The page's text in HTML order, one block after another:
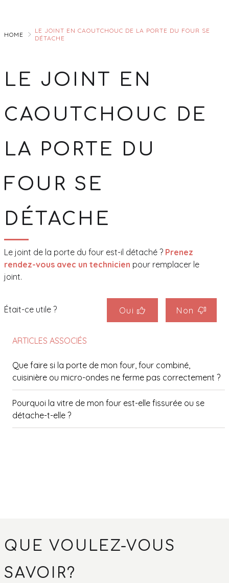
Main
HOME
LE JOINT EN CAOUTCHOUC DE LA PORTE DU FOUR SE
DÉTACHE
LE JOINT EN
CAOUTCHOUC DE
LA PORTE DU
FOUR SE
DÉTACHE
Le joint de la porte du four est-il détaché ? Prenez
rendez-vous avec un technicien pour remplacer le
joint.
Était-ce utile ? Oui Non
ARTICLES ASSOCIÉS
Que faire si la porte de mon four, four combiné,
cuisinière ou micro-ondes ne ferme pas correctement ?
Pourquoi la vitre de mon four est-elle fissurée ou se
détache-t-elle ?
QUE VOULEZ-VOUS
SAVOIR?